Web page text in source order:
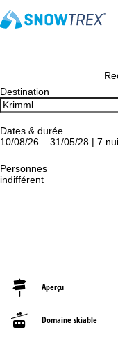
Destination
Dates & durée
10/08/26 – 31/05/28 | 7
Personnes
indifférent
Aperçu
Domaine skiable